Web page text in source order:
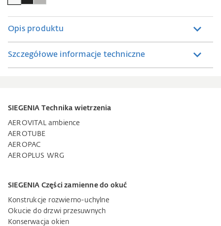
Opis produktu
Szczegółowe informacje techniczne
SIEGENIA Technika wietrzenia
AEROVITAL ambience
AEROTUBE
AEROPAC
AEROPLUS WRG
SIEGENIA Części zamienne do okuć
Konstrukcje rozwierno-uchylne
Okucie do drzwi przesuwnych
Konserwacja okien